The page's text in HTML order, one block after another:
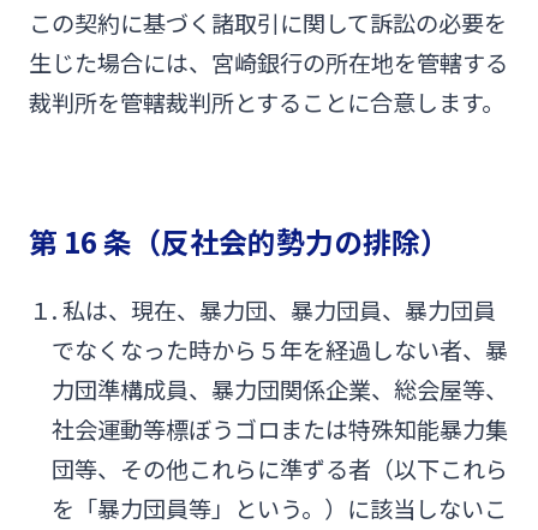
この契約に基づく諸取引に関して訴訟の必要を
生じた場合には、宮崎銀行の所在地を管轄する
裁判所を管轄裁判所とすることに合意します。
第 16 条（反社会的勢力の排除）
１. 私は、現在、暴力団、暴力団員、暴力団員
でなくなった時から５年を経過しない者、暴
力団準構成員、暴力団関係企業、総会屋等、
社会運動等標ぼうゴロまたは特殊知能暴力集
団等、その他これらに準ずる者（以下これら
を「暴力団員等」という。）に該当しないこ